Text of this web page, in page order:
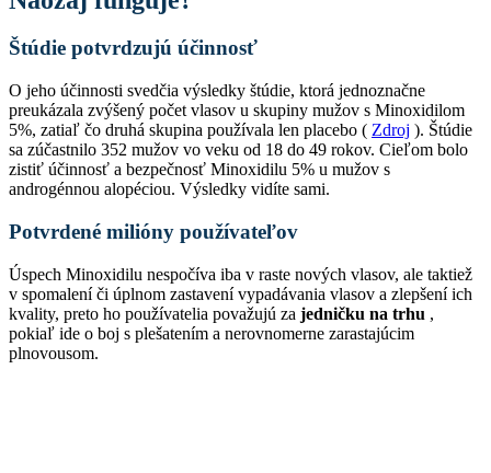
Štúdie potvrdzujú účinnosť
O jeho účinnosti svedčia výsledky štúdie, ktorá jednoznačne
preukázala zvýšený počet vlasov u skupiny mužov s Minoxidilom
5%, zatiaľ čo druhá skupina používala len placebo ( Zdroj ). Štúdie
sa zúčastnilo 352 mužov vo veku od 18 do 49 rokov. Cieľom bolo
zistiť účinnosť a bezpečnosť Minoxidilu 5% u mužov s
androgénnou alopéciou. Výsledky vidíte sami.
Potvrdené milióny používateľov
Úspech Minoxidilu nespočíva iba v raste nových vlasov, ale taktiež
v spomalení či úplnom zastavení vypadávania vlasov a zlepšení ich
kvality, preto ho používatelia považujú za jedničku na trhu ,
pokiaľ ide o boj s plešatením a nerovnomerne zarastajúcim
plnovousom.